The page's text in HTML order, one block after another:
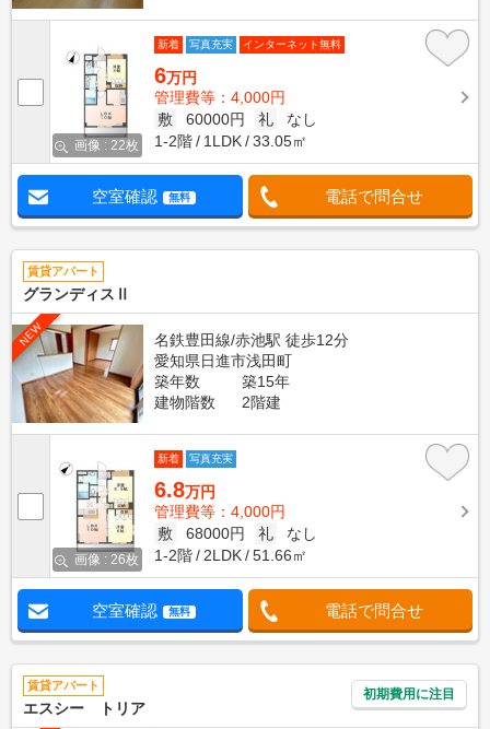
画像 : 22枚
新着 写真充実 インターネット無料
6万円
管理費等：4,000円
敷
60000円 礼
なし
1-2階
1LDK 33.05㎡
空室確認 無料 電話で問合せ
賃貸アパート
グランディスⅡ
NEW
名鉄豊田線/赤池駅 徒歩12分
愛知県日進市浅田町
築年数
築15年
建物階数
2階建
画像 : 26枚
新着 写真充実
6.8万円
管理費等：4,000円
敷
68000円 礼
なし
1-2階
2LDK 51.66㎡
空室確認 無料 電話で問合せ
賃貸アパート
エスシー トリア
初期費用に注目